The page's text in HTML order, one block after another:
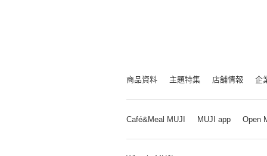
商品資料 主題特集 店舗情報 企
Café&Meal MUJI MUJI app Open